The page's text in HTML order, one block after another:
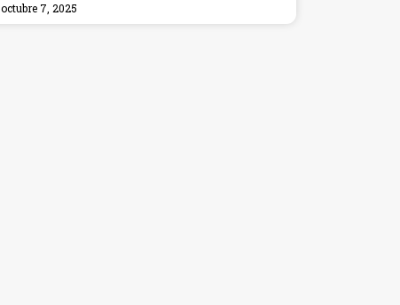
octubre 7, 2025